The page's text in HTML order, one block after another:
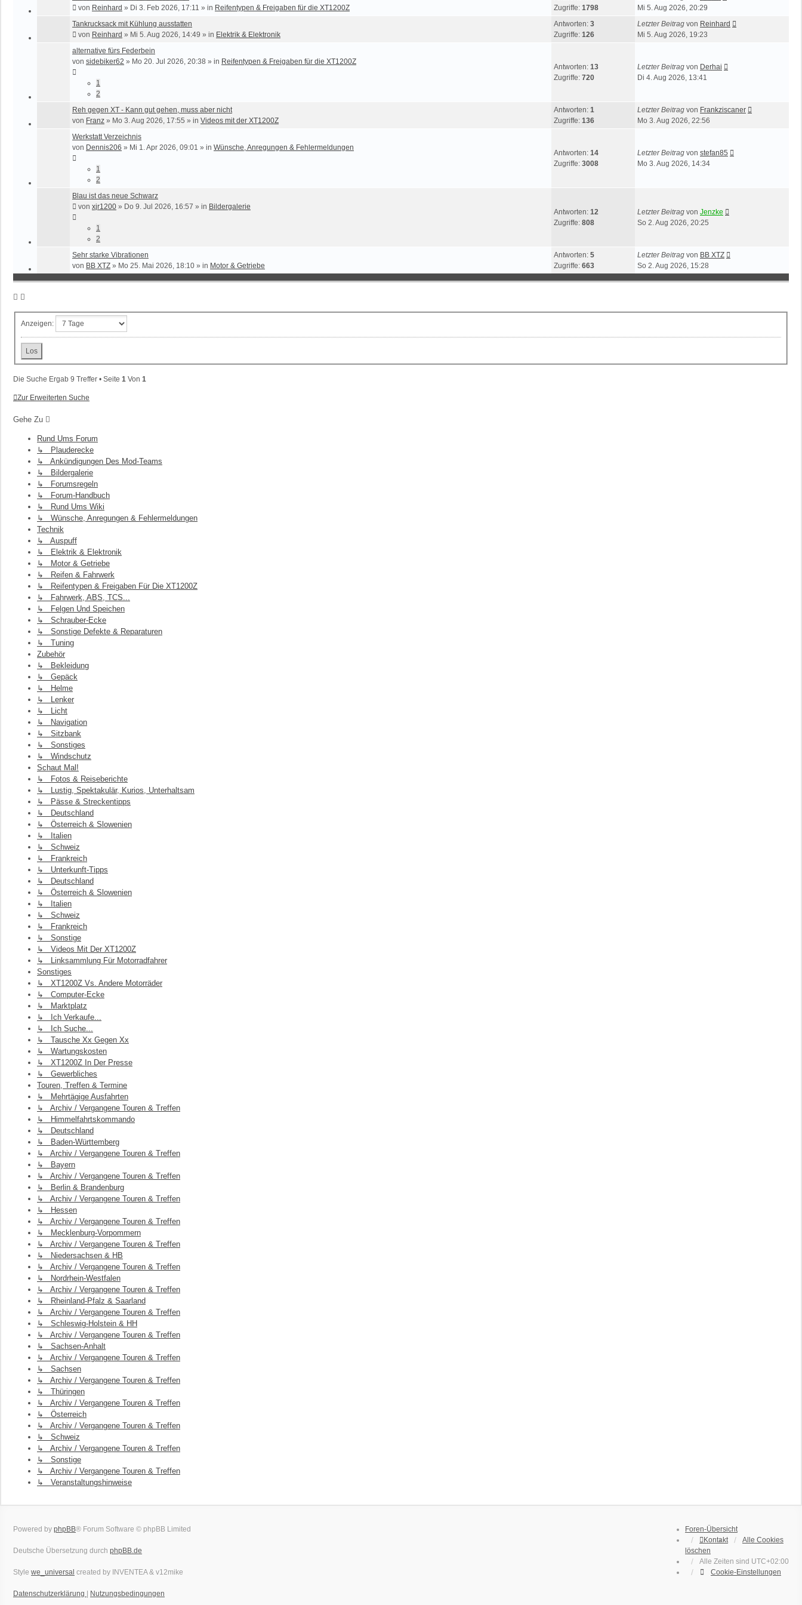
von Reinhard » Di 3. Feb 2026, 17:11 » in Reifentypen & Freigaben für die XT1200Z
Zugriffe: 1798
Mi 5. Aug 2026, 20:29
Tankrucksack mit Kühlung ausstatten
von Reinhard » Mi 5. Aug 2026, 14:49 » in Elektrik & Elektronik
Antworten: 3
Zugriffe: 126
Letzter Beitrag von Reinhard
Mi 5. Aug 2026, 19:23
alternative fürs Federbein
von sidebiker62 » Mo 20. Jul 2026, 20:38 » in Reifentypen & Freigaben für die XT1200Z
1
2
Antworten: 13
Zugriffe: 720
Letzter Beitrag von Derhai
Di 4. Aug 2026, 13:41
Reh gegen XT - Kann gut gehen, muss aber nicht
von Franz » Mo 3. Aug 2026, 17:55 » in Videos mit der XT1200Z
Antworten: 1
Zugriffe: 136
Letzter Beitrag von Frankziscaner
Mo 3. Aug 2026, 22:56
Werkstatt Verzeichnis
von Dennis206 » Mi 1. Apr 2026, 09:01 » in Wünsche, Anregungen & Fehlermeldungen
1
2
Antworten: 14
Zugriffe: 3008
Letzter Beitrag von stefan85
Mo 3. Aug 2026, 14:34
Blau ist das neue Schwarz
von xjr1200 » Do 9. Jul 2026, 16:57 » in Bildergalerie
1
2
Antworten: 12
Zugriffe: 808
Letzter Beitrag von Jenzke
So 2. Aug 2026, 20:25
Sehr starke Vibrationen
von BB XTZ » Mo 25. Mai 2026, 18:10 » in Motor & Getriebe
Antworten: 5
Zugriffe: 663
Letzter Beitrag von BB XTZ
So 2. Aug 2026, 15:28
Anzeigen:
Die Suche Ergab 9 Treffer • Seite 1 Von 1
Zur Erweiterten Suche
Gehe Zu
Rund Ums Forum
↳ Plauderecke
↳ Ankündigungen Des Mod-Teams
↳ Bildergalerie
↳ Forumsregeln
↳ Forum-Handbuch
↳ Rund Ums Wiki
↳ Wünsche, Anregungen & Fehlermeldungen
Technik
↳ Auspuff
↳ Elektrik & Elektronik
↳ Motor & Getriebe
↳ Reifen & Fahrwerk
↳ Reifentypen & Freigaben Für Die XT1200Z
↳ Fahrwerk, ABS, TCS...
↳ Felgen Und Speichen
↳ Schrauber-Ecke
↳ Sonstige Defekte & Reparaturen
↳ Tuning
Zubehör
↳ Bekleidung
↳ Gepäck
↳ Helme
↳ Lenker
↳ Licht
↳ Navigation
↳ Sitzbank
↳ Sonstiges
↳ Windschutz
Schaut Mal!
↳ Fotos & Reiseberichte
↳ Lustig, Spektakulär, Kurios, Unterhaltsam
↳ Pässe & Streckentipps
↳ Deutschland
↳ Österreich & Slowenien
↳ Italien
↳ Schweiz
↳ Frankreich
↳ Unterkunft-Tipps
↳ Deutschland
↳ Österreich & Slowenien
↳ Italien
↳ Schweiz
↳ Frankreich
↳ Sonstige
↳ Videos Mit Der XT1200Z
↳ Linksammlung Für Motorradfahrer
Sonstiges
↳ XT1200Z Vs. Andere Motorräder
↳ Computer-Ecke
↳ Marktplatz
↳ Ich Verkaufe...
↳ Ich Suche...
↳ Tausche Xx Gegen Xx
↳ Wartungskosten
↳ XT1200Z In Der Presse
↳ Gewerbliches
Touren, Treffen & Termine
↳ Mehrtägige Ausfahrten
↳ Archiv / Vergangene Touren & Treffen
↳ Himmelfahrtskommando
↳ Deutschland
↳ Baden-Württemberg
↳ Archiv / Vergangene Touren & Treffen
↳ Bayern
↳ Archiv / Vergangene Touren & Treffen
↳ Berlin & Brandenburg
↳ Archiv / Vergangene Touren & Treffen
↳ Hessen
↳ Archiv / Vergangene Touren & Treffen
↳ Mecklenburg-Vorpommern
↳ Archiv / Vergangene Touren & Treffen
↳ Niedersachsen & HB
↳ Archiv / Vergangene Touren & Treffen
↳ Nordrhein-Westfalen
↳ Archiv / Vergangene Touren & Treffen
↳ Rheinland-Pfalz & Saarland
↳ Archiv / Vergangene Touren & Treffen
↳ Schleswig-Holstein & HH
↳ Archiv / Vergangene Touren & Treffen
↳ Sachsen-Anhalt
↳ Archiv / Vergangene Touren & Treffen
↳ Sachsen
↳ Archiv / Vergangene Touren & Treffen
↳ Thüringen
↳ Archiv / Vergangene Touren & Treffen
↳ Österreich
↳ Archiv / Vergangene Touren & Treffen
↳ Schweiz
↳ Archiv / Vergangene Touren & Treffen
↳ Sonstige
↳ Archiv / Vergangene Touren & Treffen
↳ Veranstaltungshinweise
Foren-Übersicht
Kontakt
Alle Cookies
löschen
Alle Zeiten sind UTC+02:00
Cookie-Einstellungen
Powered by phpBB® Forum Software © phpBB Limited
Deutsche Übersetzung durch phpBB.de
Style we_universal created by INVENTEA & v12mike
Datenschutzerklärung Nutzungsbedingungen